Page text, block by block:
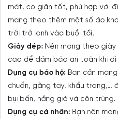
mát, co giãn tốt, phù hợp với
mang theo thêm một số áo
trời trở lạnh vào buổi tối.
Giày dép: Nên mang theo
cao để đảm bảo an toàn khi di
Dụng cụ bảo hộ: Bạn cần
chuẩn, găng tay, khẩu trang,…
bụi bẩn, nắng gió và côn trùng.
Dụng cụ cá nhân: Bạn nên